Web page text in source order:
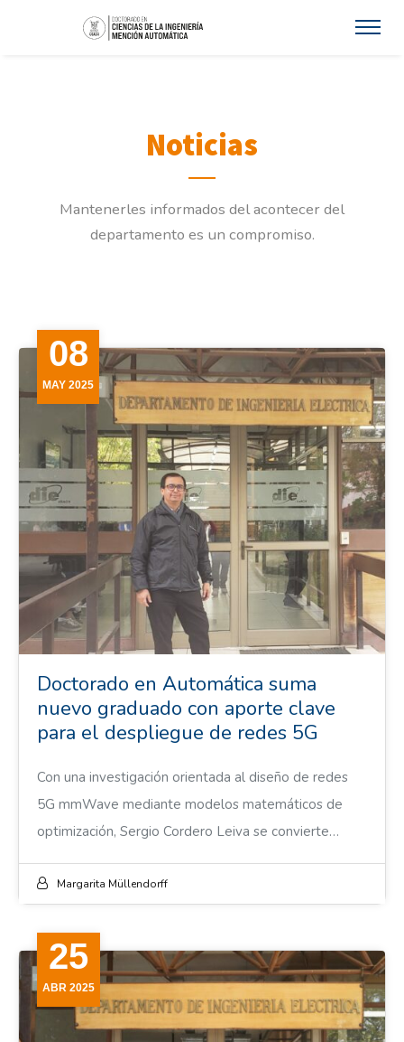
Noticias
Mantenerles informados del acontecer del
departamento es un compromiso.
08
MAY 2025
Doctorado en Automática suma
nuevo graduado con aporte clave
para el despliegue de redes 5G
Con una investigación orientada al diseño de redes
5G mmWave mediante modelos matemáticos de
optimización, Sergio Cordero Leiva se convierte…
Margarita Müllendorff
25
ABR 2025